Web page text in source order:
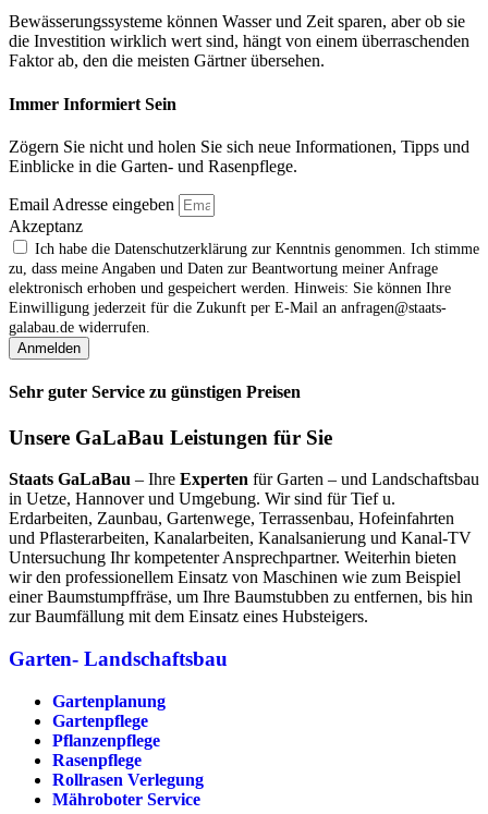
Bewässerungssysteme können Wasser und Zeit sparen, aber ob sie
die Investition wirklich wert sind, hängt von einem überraschenden
Faktor ab, den die meisten Gärtner übersehen.
Immer Informiert Sein
Zögern Sie nicht und holen Sie sich neue Informationen, Tipps und
Einblicke in die Garten- und Rasenpflege.
Email Adresse eingeben
Akzeptanz
Ich habe die Datenschutzerklärung zur Kenntnis genommen. Ich stimme
zu, dass meine Angaben und Daten zur Beantwortung meiner Anfrage
elektronisch erhoben und gespeichert werden. Hinweis: Sie können Ihre
Einwilligung jederzeit für die Zukunft per E‑Mail an anfragen@staats-
galabau.de widerrufen.
Anmelden
Sehr guter Service zu günstigen Preisen
Unsere GaLaBau Leistungen für Sie
Staats GaLaBau – Ihre Experten für Garten – und Landschaftsbau
in Uetze, Hannover und Umgebung. Wir sind für Tief u.
Erdarbeiten, Zaunbau, Gartenwege, Terrassenbau, Hofeinfahrten
und Pflasterarbeiten, Kanalarbeiten, Kanalsanierung und Kanal-TV
Untersuchung Ihr kompetenter Ansprechpartner. Weiterhin bieten
wir den professionellem Einsatz von Maschinen wie zum Beispiel
einer Baumstumpffräse, um Ihre Baumstubben zu entfernen, bis hin
zur Baumfällung mit dem Einsatz eines Hubsteigers.
Garten- Landschaftsbau
Gartenplanung
Gartenpflege
Pflanzenpflege
Rasenpflege
Rollrasen Verlegung
Mähroboter Service